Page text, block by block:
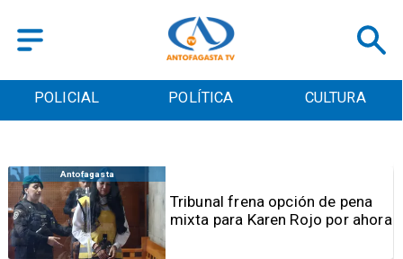
POLICIAL POLÍTICA CULTURA
Antofagasta
Tribunal frena opción de pena
mixta para Karen Rojo por ahora